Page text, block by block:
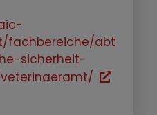
fachbereiche/abt
sicherheit-